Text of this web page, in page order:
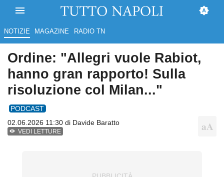
NOTIZIE MAGAZINE RADIO TN
Ordine: "Allegri vuole Rabiot,
hanno gran rapporto! Sulla
risoluzione col Milan..."
PODCAST
02.06.2026 11:30 di Davide Baratto
VEDI LETTURE